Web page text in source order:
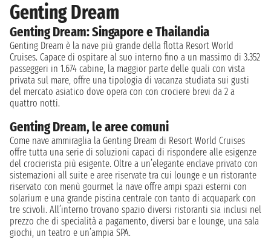
Genting Dream
Genting Dream: Singapore e Thailandia
Genting Dream è la nave più grande della flotta Resort World
Cruises. Capace di ospitare al suo interno fino a un massimo di 3.352
passeggeri in 1.674 cabine, la maggior parte delle quali con vista
privata sul mare, offre una tipologia di vacanza studiata sui gusti
del mercato asiatico dove opera con con crociere brevi da 2 a
quattro notti.
Genting Dream, le aree comuni
Come nave ammiraglia la Genting Dream di Resort World Cruises
offre tutta una serie di soluzioni capaci di rispondere alle esigenze
del crocierista più esigente. Oltre a un’elegante enclave privato con
sistemazioni all suite e aree riservate tra cui lounge e un ristorante
riservato con menù gourmet la nave offre ampi spazi esterni con
solarium e una grande piscina centrale con tanto di acquapark con
tre scivoli. All’interno trovano spazio diversi ristoranti sia inclusi nel
prezzo che di specialità a pagamento, diversi bar e lounge, una sala
giochi, un teatro e un’ampia SPA.